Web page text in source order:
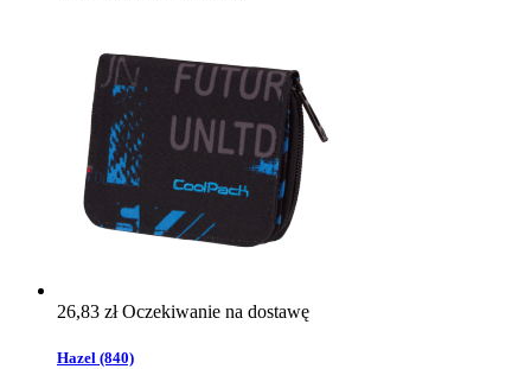
26,83 złOczekiwanie na dostawę
Hazel (840)